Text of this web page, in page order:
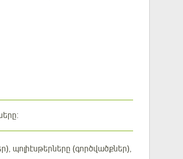
պոլիէսթերները (գործվածքներ),